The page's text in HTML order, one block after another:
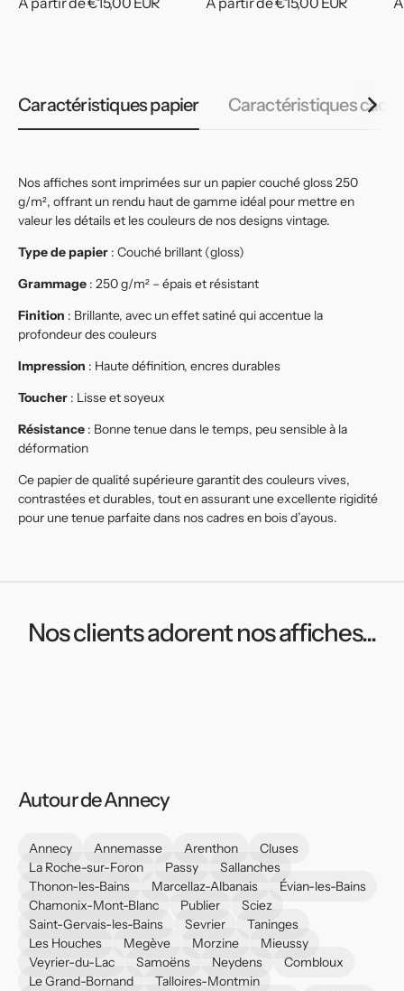
Caractéristiques papier Caractéristiques cadre
Nos affiches sont imprimées sur un papier couché gloss 250
g/m², offrant un rendu haut de gamme idéal pour mettre en
valeur les détails et les couleurs de nos designs vintage.
Type de papier : Couché brillant (gloss)
Grammage : 250 g/m² – épais et résistant
Finition : Brillante, avec un effet satiné qui accentue la
profondeur des couleurs
Impression : Haute définition, encres durables
Toucher : Lisse et soyeux
Résistance : Bonne tenue dans le temps, peu sensible à la
déformation
Ce papier de qualité supérieure garantit des couleurs vives,
contrastées et durables, tout en assurant une excellente rigidité
pour une tenue parfaite dans nos cadres en bois d’ayous.
Nos clients adorent nos affiches...
Autour de Annecy
Annecy Annemasse Arenthon
Cluses
La Roche-sur-Foron
Passy
Sallanches
Thonon-les-Bains
Marcellaz-Albanais
Évian-les-Bains
Chamonix-Mont-Blanc
Publier
Sciez
Saint-Gervais-les-Bains
Sevrier
Taninges
Les Houches
Megève Morzine
Mieussy
Veyrier-du-Lac
Samoëns Neydens
Combloux
Le Grand-Bornand
Talloires-Montmin